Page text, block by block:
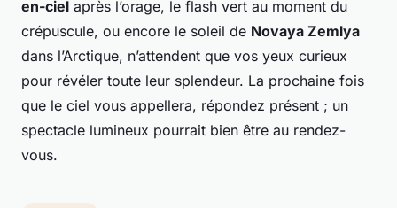
en-ciel après l’orage, le flash vert au moment du
crépuscule, ou encore le soleil de Novaya Zemlya
dans l’Arctique, n’attendent que vos yeux curieux
pour révéler toute leur splendeur. La prochaine fois
que le ciel vous appellera, répondez présent ; un
spectacle lumineux pourrait bien être au rendez-
vous.